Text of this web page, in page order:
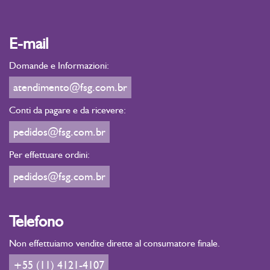
Raggio Dorato Solare – Undicesimo Raggio Pesca Azione di
questi Raggi nell'essenza floreale Umbellata Secondo Raggio
Dorato – Saggezza Decimo Raggio Dorato Solare – Pace Solare
e Conforto Undicesimo Raggio – Gioia, Entusiasmo e Scopo
Divino Livello dell'Anima « L'essenza floreale Umbellata porta
con il Giallo del Secondo Raggio, il Dorato Solare del Decimo
Raggio, il Pesca dell'Undicesimo Raggio, la manifestazione
efficace che permette di assumere il proprio potere personale
insieme all'entusiasmo di essere cocreatori con Dio, con grande
azione della Dea che ci offre rifugio. Esprimiamo la nostra
evoluzione comprendendo che Dio tramite il nostro Sé
Superiore, ci risponde prontamente se accettiamo le Leggi
capacità consegnata nelle Mani Divine. » Livello della
Personalità Lavora una profonda pulizia e protezione. Questa
essenza floreale viene a recuperare aspetti di noi stessi
prigionieri nell'oscurità dell'anima a livelli inferiori. Per le
E-mail
Domande e Informazioni:
atendimento@fsg.com.br
Conti da pagare e da ricevere:
pedidos@fsg.com.br
Per effettuare ordini:
pedidos@fsg.com.br
Telefono
Non effettuiamo vendite dirette al consumatore finale.
+55 (11) 4121-4107